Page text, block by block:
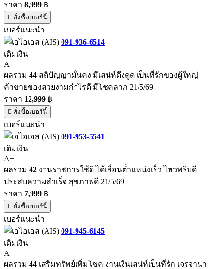
ราคา 8,999 ฿
สั่งซื้อเบอร์นี้
เบอร์แนะนำ
091-936-6514
เติมเงิน
A+
ผลรวม 44 สติปัญญามั่นคง มีเสน่ห์ดึงดูด เป็นที่รักของผู้ใหญ่
ค้าขายของสวยงามกำไรดี มีโชคลาภ 21/5/69
ราคา 12,999 ฿
สั่งซื้อเบอร์นี้
เบอร์แนะนำ
091-953-5541
เติมเงิน
A+
ผลรวม 42 งานราชการใช้ดี ได้เลื่อนต่ำแหน่งเร็ว ไหวพริบดี
ประสบความสำเร็จ สุขภาพดี 21/5/69
ราคา 7,999 ฿
สั่งซื้อเบอร์นี้
เบอร์แนะนำ
091-945-6145
เติมเงิน
A+
ผลรวม 44 เสริมทรัพย์เพิ่มโชค งานเงินเสน่ห์เป็นที่รัก เจรจาน่า